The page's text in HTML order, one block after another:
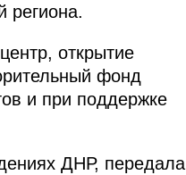
региона.
открытие
фонд
и при поддержке
ДНР, передала